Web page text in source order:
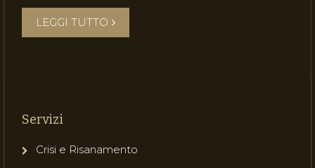
LEGGI TUTTO
Servizi
Crisi e Risanamento